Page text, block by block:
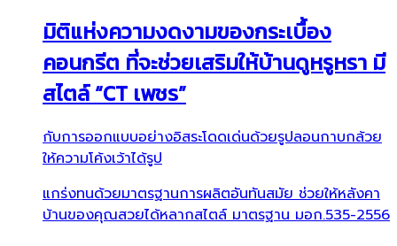
มิติแห่งความงดงามของกระเบื้อง
คอนกรีต ที่จะช่วยเสริมให้บ้านดูหรูหรา มี
สไตล์ “CT เพชร”
กับการออกแบบอย่างอิสระโดดเด่นด้วยรูปลอนกาบกล้วย
ให้ความโค้งเว้าได้รูป
แกร่งทนด้วยมาตรฐานการผลิตอันทันสมัย ช่วยให้หลังคา
บ้านของคุณสวยได้หลากสไตล์ มาตรฐาน มอก.535-2556